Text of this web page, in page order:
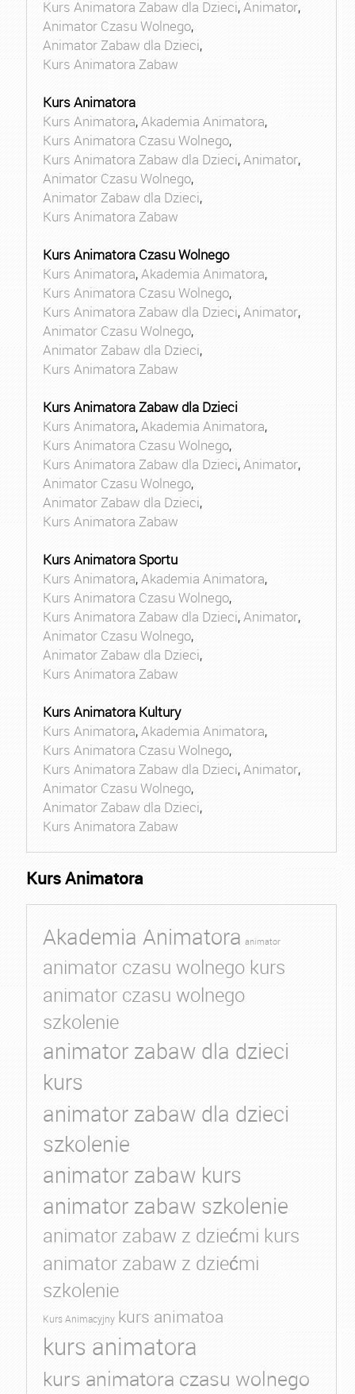
Kurs Animatora Zabaw dla Dzieci,Animator,
Animator Czasu Wolnego,
Animator Zabaw dla Dzieci,
Kurs Animatora Zabaw
Kurs Animatora
Kurs Animatora,Akademia Animatora,
Kurs Animatora Czasu Wolnego,
Kurs Animatora Zabaw dla Dzieci,Animator,
Animator Czasu Wolnego,
Animator Zabaw dla Dzieci,
Kurs Animatora Zabaw
Kurs Animatora Czasu Wolnego
Kurs Animatora,Akademia Animatora,
Kurs Animatora Czasu Wolnego,
Kurs Animatora Zabaw dla Dzieci,Animator,
Animator Czasu Wolnego,
Animator Zabaw dla Dzieci,
Kurs Animatora Zabaw
Kurs Animatora Zabaw dla Dzieci
Kurs Animatora,Akademia Animatora,
Kurs Animatora Czasu Wolnego,
Kurs Animatora Zabaw dla Dzieci,Animator,
Animator Czasu Wolnego,
Animator Zabaw dla Dzieci,
Kurs Animatora Zabaw
Kurs Animatora Sportu
Kurs Animatora,Akademia Animatora,
Kurs Animatora Czasu Wolnego,
Kurs Animatora Zabaw dla Dzieci,Animator,
Animator Czasu Wolnego,
Animator Zabaw dla Dzieci,
Kurs Animatora Zabaw
Kurs Animatora Kultury
Kurs Animatora,Akademia Animatora,
Kurs Animatora Czasu Wolnego,
Kurs Animatora Zabaw dla Dzieci,Animator,
Animator Czasu Wolnego,
Animator Zabaw dla Dzieci,
Kurs Animatora Zabaw
Kurs Animatora
Akademia Animatora animator
animator czasu wolnego kurs
animator czasu wolnego
szkolenie
animator zabaw dla dzieci
kurs
animator zabaw dla dzieci
szkolenie
animator zabaw kurs
animator zabaw szkolenie
animator zabaw z dziećmi kurs
animator zabaw z dziećmi
szkolenie
Kurs Animacyjny kurs animatoa
kurs animatora
kurs animatora czasu wolnego